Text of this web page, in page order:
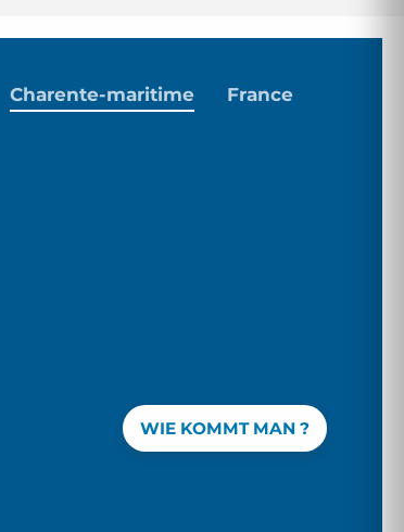
WIE KOMMT MAN ?
Charente-maritime France